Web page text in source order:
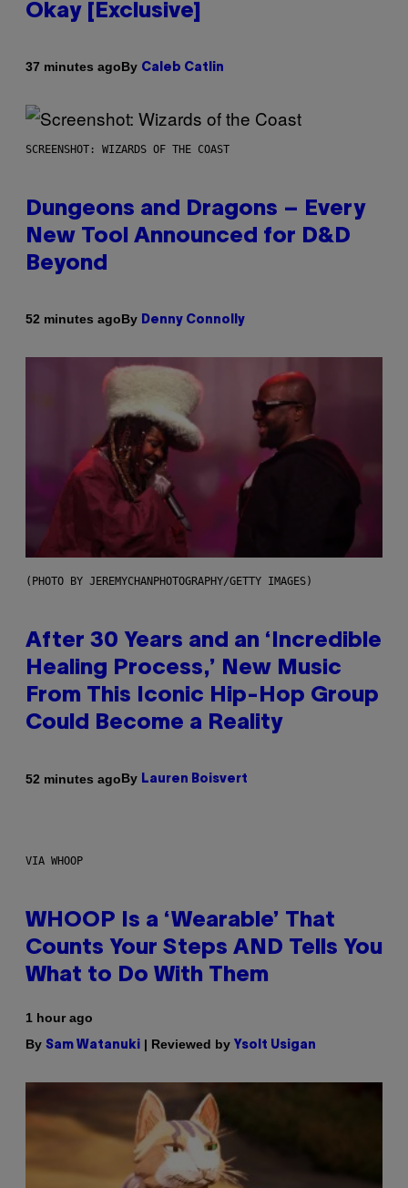
Okay [Exclusive]
37 minutes agoBy Caleb Catlin
SCREENSHOT: WIZARDS OF THE COAST
Dungeons and Dragons – Every
New Tool Announced for D&D
Beyond
52 minutes agoBy Denny Connolly
(PHOTO BY JEREMYCHANPHOTOGRAPHY/GETTY IMAGES)
After 30 Years and an ‘Incredible
Healing Process,’ New Music
From This Iconic Hip-Hop Group
Could Become a Reality
52 minutes agoBy Lauren Boisvert
VIA WHOOP
WHOOP Is a ‘Wearable’ That
Counts Your Steps AND Tells You
What to Do With Them
1 hour ago
By Sam Watanuki | Reviewed by Ysolt Usigan